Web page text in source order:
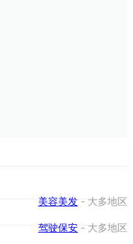
美容美发 - 大多地区
驾驶保安 - 大多地区